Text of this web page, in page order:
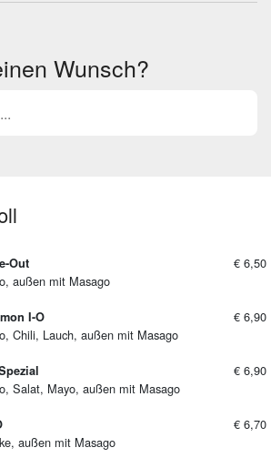
Wunsch?
Out
außen mit Masago
€ 6,50
I-O
Chili, Lauch, außen mit Masago
€ 6,90
Salat, Mayo, außen mit Masago
€ 6,90
außen mit Masago
€ 6,70